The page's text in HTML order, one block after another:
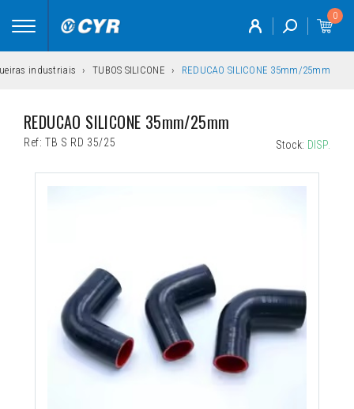
Toggle
0
industriais TUBOS SILICONE REDUCAO SILICONE 35mm/25mm
REDUCAO SILICONE 35mm/25mm
Ref: TB S RD 35/25 Stock: DISP.